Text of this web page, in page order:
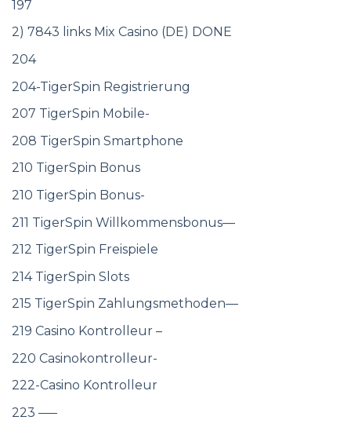
197
2) 7843 links Mix Casino (DE) DONE
204
204-TigerSpin Registrierung
207 TigerSpin Mobile-
208 TigerSpin Smartphone
210 TigerSpin Bonus
210 TigerSpin Bonus-
211 TigerSpin Willkommensbonus—
212 TigerSpin Freispiele
214 TigerSpin Slots
215 TigerSpin Zahlungsmethoden—
219 Casino Kontrolleur –
220 Casinokontrolleur-
222-Casino Kontrolleur
223 —–